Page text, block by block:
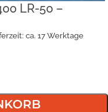
LR-50 –
ca. 17 Werktage